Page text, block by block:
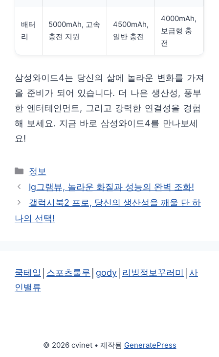
배터
리
5000mAh, 고속
충전 지원
4500mAh,
일반 충전
4000mAh,
보급형 충
전
삼성와이드4는 당신의 삶에 놀라운 변화를 가져
올 준비가 되어 있습니다. 더 나은 생산성, 풍부
한 엔터테인먼트, 그리고 강력한 연결성을 경험
해 보세요. 지금 바로 삼성와이드4를 만나보세
요!
카
테
리
정보
lg그램뷰, 놀라운 화질과 성능의 완벽 조화!
갤럭시북2 프로, 당신의 생산성을 깨울 단 하
나의 선택!
쿡테일 스포츠룰루 gody 리빙정보꾸러미
사
인밸류
© 2026 cvinet• 제작됨 GeneratePress